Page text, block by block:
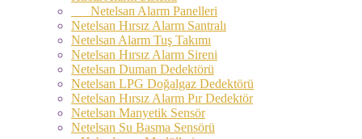
Netelsan Alarm Panelleri
Netelsan Hırsız Alarm Santralı
Netelsan Alarm Tuş Takımı
Netelsan Hırsız Alarm Sireni
Netelsan Duman Dedektörü
Netelsan LPG Doğalgaz Dedektörü
Netelsan Hırsız Alarm Pır Dedektör
Netelsan Manyetik Sensör
Netelsan Su Basma Sensörü